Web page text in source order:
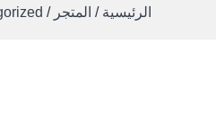
الرئيسية / المتجر /